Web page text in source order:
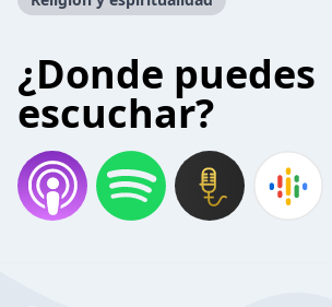
¿Donde puedes
escuchar?